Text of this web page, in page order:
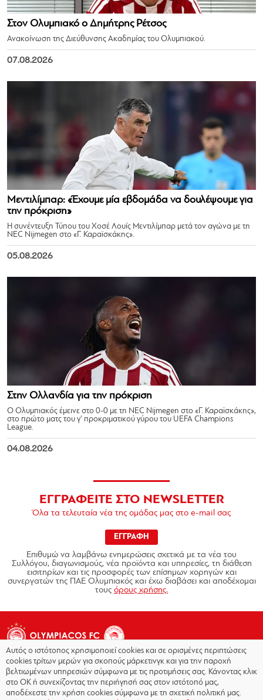
Στον Ολυμπιακό ο Δημήτρης Ρέτσος
Ανακοίνωση της Διεύθυνσης Ακαδημίας του Ολυμπιακού.
07.08.2026
Μεντιλίμπαρ: «Έχουμε μία εβδομάδα να δουλέψουμε για
την πρόκριση»
Η συνέντευξη Τύπου του Χοσέ Λουίς Μεντιλίμπαρ μετά τον αγώνα με τη
NEC Nijmegen στο «Γ. Καραϊσκάκης».
05.08.2026
Στην Ολλανδία για την πρόκριση
Ο Ολυμπιακός έμεινε στο 0-0 με τη NEC Nijmegen στο «Γ. Καραϊσκάκης»,
στο πρώτο ματς του γ’ προκριματικού γύρου του UEFA Champions
League.
04.08.2026
ΕΓΓΡΑΦΕΙΤΕ ΣΤΟ NEWSLETTER
Όλα τα τελευταία νέα της ομάδας μας στο e-mail σας
ΕΓΓΡΑΦΗ
Επιθυμώ να λαμβάνω ενημερώσεις σχετικά με τα νέα του
Συλλόγου, διαγωνισμούς, νέα προϊόντα και υπηρεσίες, τη διάθεση
εισιτηρίων και τις προσφορές των επίσημων χορηγών και
συνεργατών της ΠΑΕ Ολυμπιακός και έχω διαβάσει και αποδέχομαι
τους όρους χρήσης.
Copyright © 2026 - Olympiacos.org
Αυτός ο ιστότοπος χρησιμοποιεί cookies και σε ορισμένες περιπτώσεις
cookies τρίτων μερών για σκοπούς μάρκετινγκ και για την παροχή
βελτιωμένων υπηρεσιών σύμφωνα με τις προτιμήσεις σας. Κάνοντας κλικ
στο OK ή συνεχίζοντας την περιήγησή σας στον ιστότοπό μας,
αποδέχεστε την χρήση cookies σύμφωνα με τη σχετική πολιτική μας.